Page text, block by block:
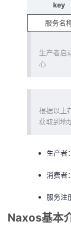
key
服务名
生产者启
心
根据以上
获取到地
生产者
消费者
服务注
Naxos基本